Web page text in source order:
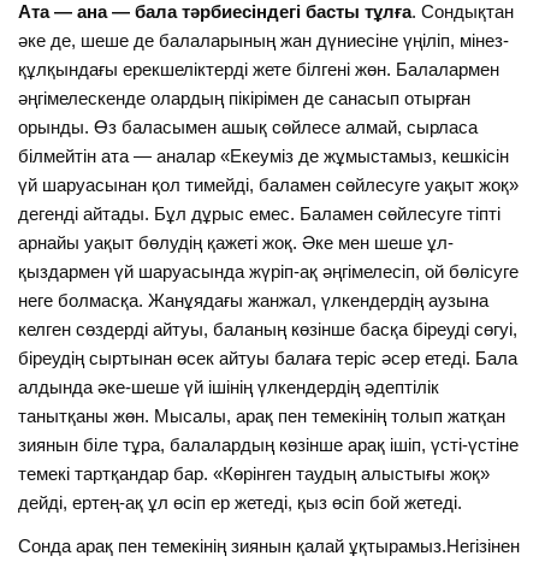
Ата — ана — бала тәрбиесіндегі басты тұлға. Сондықтан
әке де, шеше де балаларының жан дүниесіне үңіліп, мінез-
құлқындағы ерекшеліктерді жете білгені жөн. Балалармен
әңгімелескенде олардың пікірімен де санасып отырған
орынды. Өз баласымен ашық сөйлесе алмай, сырласа
білмейтін ата — аналар «Екеуміз де жұмыстамыз, кешкісін
үй шаруасынан қол тимейді, баламен сөйлесуге уақыт жоқ»
дегенді айтады. Бұл дұрыс емес. Баламен сөйлесуге тіпті
арнайы уақыт бөлудің қажеті жоқ. Әке мен шеше ұл-
қыздармен үй шаруасында жүріп-ақ әңгімелесіп, ой бөлісуге
неге болмасқа. Жанұядағы жанжал, үлкендердің аузына
келген сөздерді айтуы, баланың көзінше басқа біреуді сөгуі,
біреудің сыртынан өсек айтуы балаға теріс әсер етеді. Бала
алдында әке-шеше үй ішінің үлкендердің әдептілік
танытқаны жөн. Мысалы, арақ пен темекінің толып жатқан
зиянын біле тұра, балалардың көзінше арақ ішіп, үсті-үстіне
темекі тартқандар бар. «Көрінген таудың алыстығы жоқ»
дейді, ертең-ақ ұл өсіп ер жетеді, қыз өсіп бой жетеді.
Сонда арақ пен темекінің зиянын қалай ұқтырамыз.Негізінен